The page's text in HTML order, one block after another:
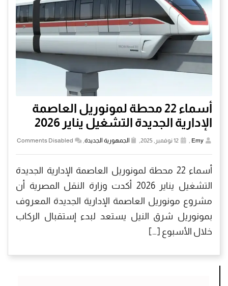
أسماء 22 محطة لمونوريل العاصمة
الإدارية الجديدة التشغيل يناير 2026
Emy
, الجمهورية الجديدة,
Comments Disabled
أسماء 22 محطة لمونوريل العاصمة الإدارية الجديدة
التشغيل يناير 2026 أكدت وزارة النقل المصرية أن
مشروع مونوريل العاصمة الإدارية الجديدة المعروف
بمونوريل شرق النيل يستعد لبدء إستقبال الركاب
خلال الأسبوع […]